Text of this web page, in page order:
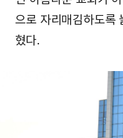
으로 자리매김하도록
혔다.